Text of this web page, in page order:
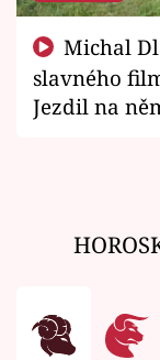
slavného
Jezdil na